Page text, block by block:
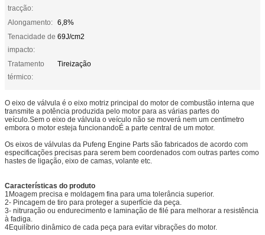
tracção:
Alongamento: 6,8%
Tenacidade de
impacto:
69J/cm2
Tratamento
térmico:
Tireização
O eixo de válvula é o eixo motriz principal do motor de combustão interna que
transmite a potência produzida pelo motor para as várias partes do
veículo.Sem o eixo de válvula o veículo não se moverá nem um centímetro
embora o motor esteja funcionandoÉ a parte central de um motor.
Os eixos de válvulas da Pufeng Engine Parts são fabricados de acordo com
especificações precisas para serem bem coordenados com outras partes como
hastes de ligação, eixo de camas, volante etc.
Características do produto
1Moagem precisa e moldagem fina para uma tolerância superior.
2- Pincagem de tiro para proteger a superfície da peça.
3- nitruração ou endurecimento e laminação de filé para melhorar a resistência
à fadiga.
4Equilíbrio dinâmico de cada peça para evitar vibrações do motor.